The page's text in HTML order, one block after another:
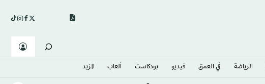
الرياضة في العمق فيديو بودكاست ألعاب المزيد